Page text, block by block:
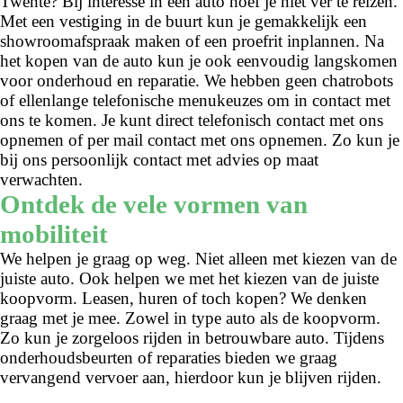
Met een vestiging in de buurt kun je gemakkelijk een
showroomafspraak maken of een proefrit inplannen. Na
het kopen van de auto kun je ook eenvoudig langskomen
voor onderhoud en reparatie. We hebben geen chatrobots
of ellenlange telefonische menukeuzes om in contact met
ons te komen. Je kunt direct telefonisch contact met ons
opnemen of per mail contact met ons opnemen. Zo kun je
bij ons persoonlijk contact met advies op maat
verwachten.
Ontdek de vele vormen van
mobiliteit
We helpen je graag op weg. Niet alleen met kiezen van de
juiste auto. Ook helpen we met het kiezen van de juiste
koopvorm. Leasen, huren of toch kopen? We denken
graag met je mee. Zowel in type auto als de koopvorm.
Zo kun je zorgeloos rijden in betrouwbare auto. Tijdens
onderhoudsbeurten of reparaties bieden we graag
vervangend vervoer aan, hierdoor kun je blijven rijden.